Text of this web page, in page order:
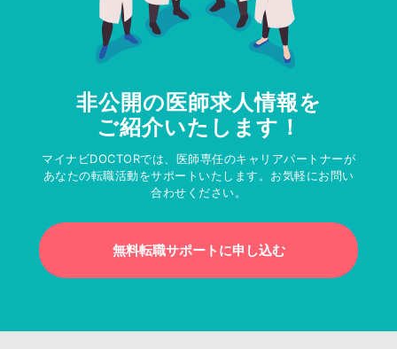
非公開の医師求人情報を
ご紹介いたします！
マイナビDOCTORでは、医師専任のキャリアパートナーが
あなたの転職活動をサポートいたします。お気軽にお問い
合わせください。
無料転職サポートに申し込む